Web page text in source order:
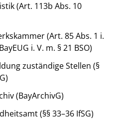
(Art. 113b Abs. 10
(Art. 85 Abs. 1 i.
i. V. m. § 21 BSO)
zuständige Stellen (§
(BayArchivG)
(§§ 33–36 IfSG)